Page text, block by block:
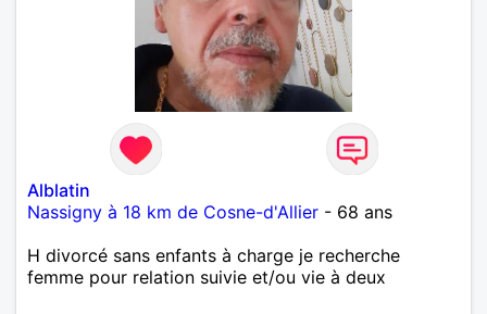
Alblatin
Nassigny à 18 km de Cosne-d'Allier - 68 ans
H divorcé sans enfants à charge je recherche
femme pour relation suivie et/ou vie à deux